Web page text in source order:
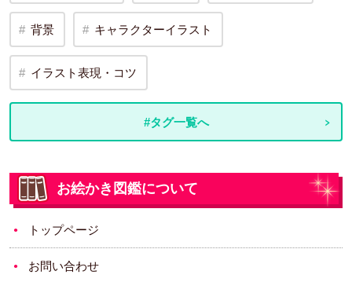
背景 キャラクターイラスト
イラスト表現・コツ
#タグ一覧へ
お絵かき図鑑について
トップページ
お問い合わせ